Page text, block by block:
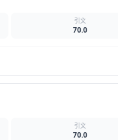
引文
70.0
引文
70.0